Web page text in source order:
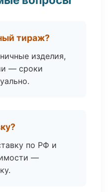
тираж?
изделия,
— сроки
по РФ и
—